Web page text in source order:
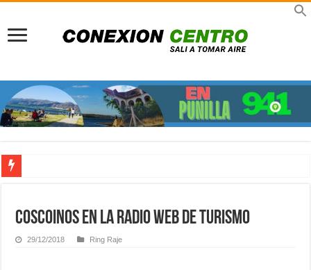
Previaje en La Rioja: Multiplicá tu presupuesto y viví un invierno único con el
Coscoinos en la radio web de turismo
29/12/2018 Ring Raje